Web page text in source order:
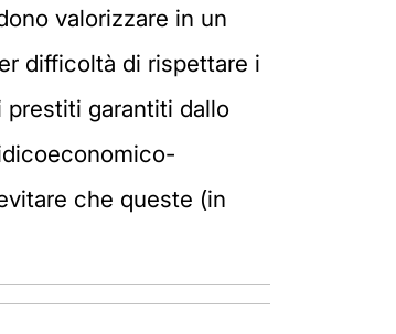
valorizzare in un
difficoltà di rispettare i
prestiti garantiti dallo
che queste (in